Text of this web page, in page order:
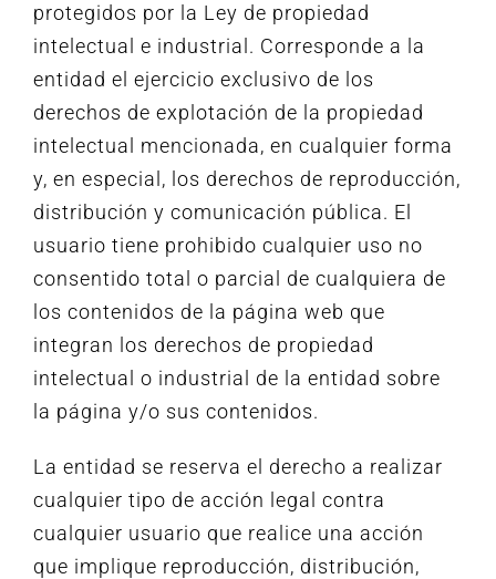
protegidos por la Ley de propiedad
intelectual e industrial. Corresponde a la
entidad el ejercicio exclusivo de los
derechos de explotación de la propiedad
intelectual mencionada, en cualquier forma
y, en especial, los derechos de reproducción,
distribución y comunicación pública. El
usuario tiene prohibido cualquier uso no
consentido total o parcial de cualquiera de
los contenidos de la página web que
integran los derechos de propiedad
intelectual o industrial de la entidad sobre
la página y/o sus contenidos.
La entidad se reserva el derecho a realizar
cualquier tipo de acción legal contra
cualquier usuario que realice una acción
que implique reproducción, distribución,